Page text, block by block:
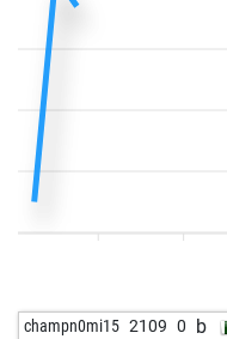
champn0mi15 2109 0 b